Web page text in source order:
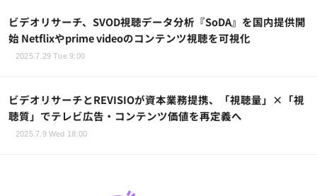
ビデオリサーチ、SVOD視聴データ分析『SoDA』を国内提供開
始 Netflixやprime videoのコンテンツ視聴を可視化
2025.7.29 Tue 9:00
ビデオリサーチとREVISIOが資本業務提携、「視聴量」×「視
聴質」でテレビ広告・コンテンツ価値を再定義へ
2025.7.9 Wed 18:00